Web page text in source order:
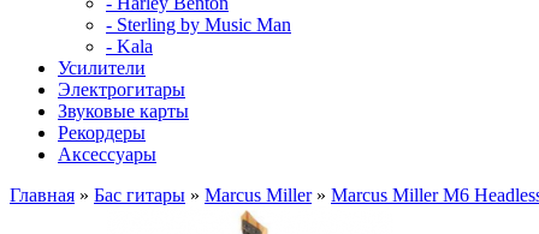
- Sterling by Music Man
- Kala
Усилители
Электрогитары
Звуковые карты
Рекордеры
Аксессуары
Главная » Бас гитары » Marcus Miller» Marcus Miller M6